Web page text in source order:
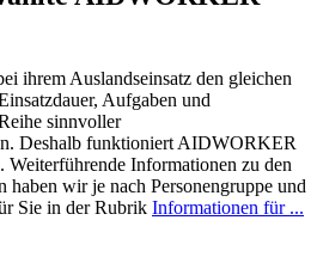
ihrem Auslandseinsatz den gleichen
Aufgaben und
sinnvoller
Deshalb funktioniert AIDWORKER
Weiterführende Informationen zu den
haben wir je nach Personengruppe und
Sie in der Rubrik Informationen für ...